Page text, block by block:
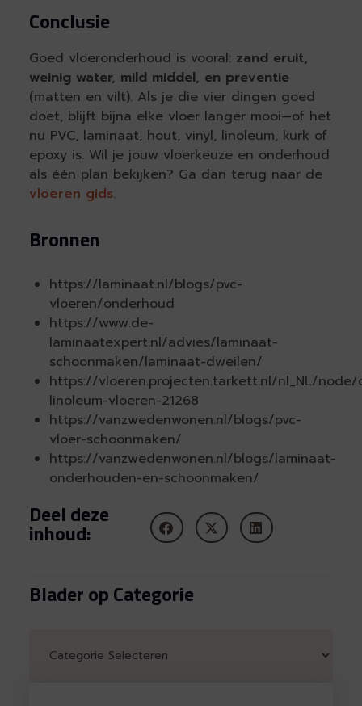
Conclusie
Goed vloeronderhoud is vooral: zand eruit,
weinig water, mild middel, en preventie
(matten en vilt). Als je die vier dingen goed
doet, blijft bijna elke vloer langer mooi—of het
nu PVC, laminaat, hout, vinyl, linoleum, kurk of
epoxy is. Wil je jouw vloerkeuze en onderhoud
als één plan bekijken? Ga dan terug naar de
vloeren gids.
Bronnen
https://laminaat.nl/blogs/pvc-
vloeren/onderhoud
https://www.de-
laminaatexpert.nl/advies/laminaat-
schoonmaken/laminaat-dweilen/
https://vloeren.projecten.tarkett.nl/nl_NL/
linoleum-vloeren-21268
https://vanzwedenwonen.nl/blogs/pvc-
vloer-schoonmaken/
https://vanzwedenwonen.nl/blogs/laminaat-
onderhouden-en-schoonmaken/
Deel deze
inhoud:
Blader op Categorie